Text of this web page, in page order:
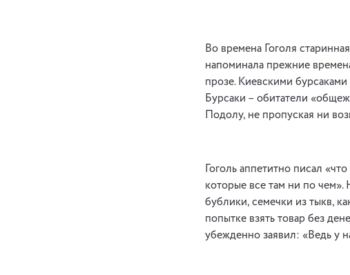
Во времена Гоголя
напоминала прежние
прозе. Киевскими
Бурсаки – обитатели
Подолу, не пропуская ни
Гоголь аппетитно писал
которые все там ни по чем».
бублики, семечки из тыкв,
попытке взять товар без
убежденно заявил: «Ведь у